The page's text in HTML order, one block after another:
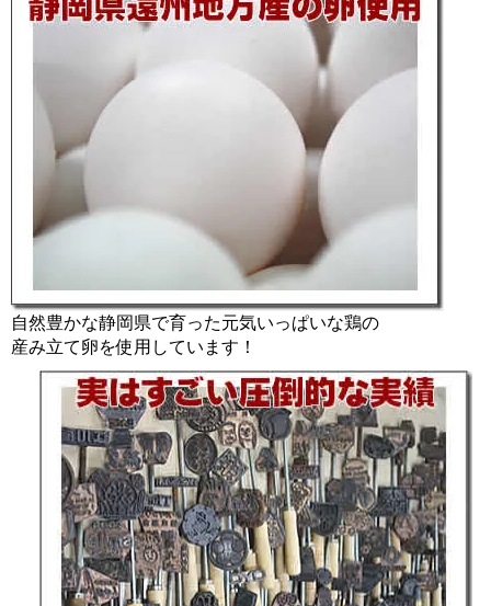
自然豊かな静岡県で育った元気いっぱいな鶏の
産み立て卵を使用しています！